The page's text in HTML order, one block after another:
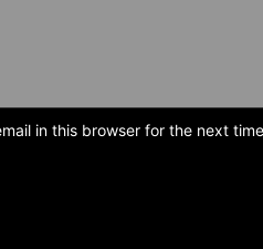
in this browser for the next